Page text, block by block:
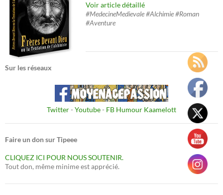
Voir article détaillé
#MedecineMedievale #Alchimie #Roman
#Aventure
Sur les réseaux
Twitter- Youtube- FB Humour Kaamelott
Faire un don sur Tipeee
CLIQUEZ ICI POUR NOUS SOUTENIR.
Tout don, même minime est apprécié.